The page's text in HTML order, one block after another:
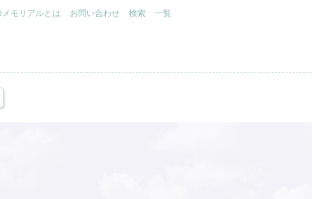
モリアルとは お問い合わせ 検索 一覧